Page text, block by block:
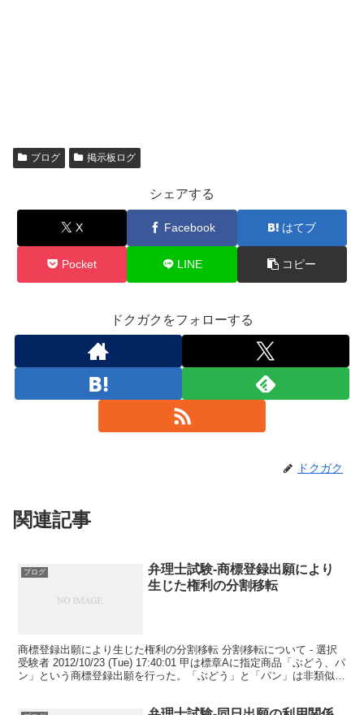
ブログ 掲示板ログ
シェアする
X Facebook はてブ
Pocket LINE コピー
ドクガクをフォローする
ドクガク
関連記事
ブログ
弁理士試験-商標登録出願により
生じた権利の分割移転
商標登録出願により生じた権利の分割移転 分割移転について - 選択
受験者 2012/10/23 (Tue) 17:40:01 甲は標章Aに指定商品「ぶどう、パ
ン」という商標登録出願を行った。「ぶどう」と「パン」は非類似と